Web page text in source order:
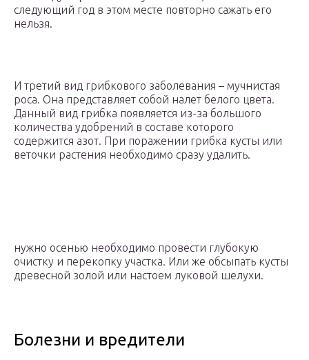
следующий год в этом месте повторно сажать его
нельзя.
И третий вид грибкового заболевания – мучнистая
роса. Она представляет собой налет белого цвета.
Данный вид грибка появляется из-за большого
количества удобрений в составе которого
содержится азот. При поражении грибка кусты или
веточки растения необходимо сразу удалить.
нужно осенью необходимо провести глубокую
очистку и перекопку участка. Или же обсыпать кусты
древесной золой или настоем луковой шелухи.
Болезни и вредители